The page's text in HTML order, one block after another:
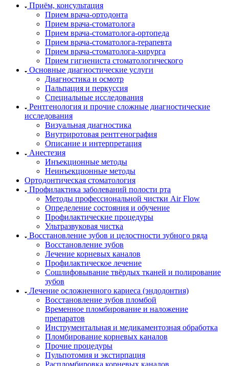
Приём, консультация
Прием врача-ортодонта
Прием врача-стоматолога
Прием врача-стоматолога-ортопеда
Прием врача-стоматолога-терапевта
Прием врача-стоматолога-хирурга
Прием гигиениста стоматологического
Основные диагностические услуги
Диагностика и осмотр
Пальпация и перкуссия
Специальные исследования
Рентгенология и прочие сложные диагностические
исследования
Визуальная диагностика
Внутриротовая рентгенография
Описание и интерпретация
Анестезия
Инъекционные методы
Неинъекционные методы
Ортодонтическая стоматология
Профилактика заболеваний полости рта
Методы профессиональной чистки Air Flow
Определение состояния и обучение
Профилактические процедуры
Ультразвуковая чистка
Восстановление зубов и целостности зубного ряда
Восстановление зубов
Лечение корневых каналов
Профилактическое лечение
Сошлифовывание твёрдых тканей и полирование
зубов
Лечение осложненного кариеса (эндодонтия)
Восстановление зубов пломбой
Временное пломбирование и наложение
препаратов
Инструментальная и медикаментозная обработка
Пломбирование корневых каналов
Прочие процедуры
Пульпотомия и экстирпация
Распломбировка корневых каналов